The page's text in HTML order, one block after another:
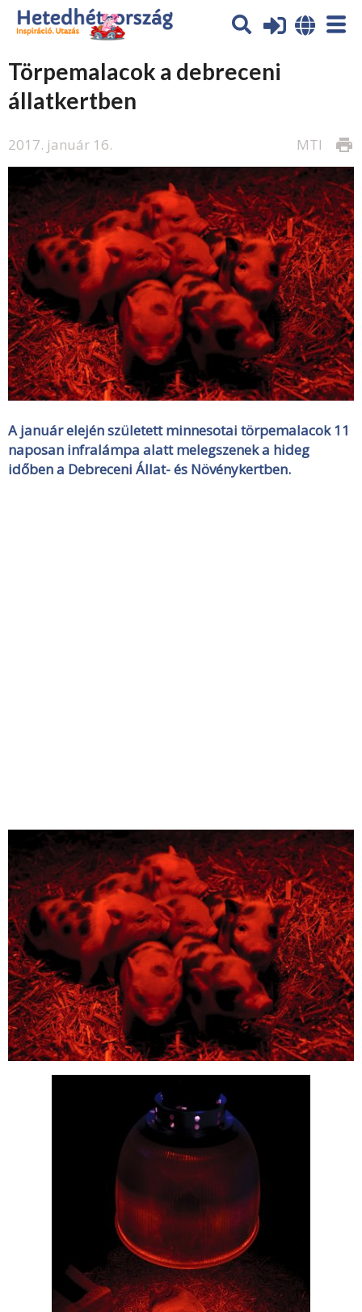
Törpemalacok a debreceni
állatkertben
2017. január 16. print
MTI
A január elején született minnesotai törpemalacok 11
naposan infralámpa alatt melegszenek a hideg
időben a Debreceni Állat- és Növénykertben.